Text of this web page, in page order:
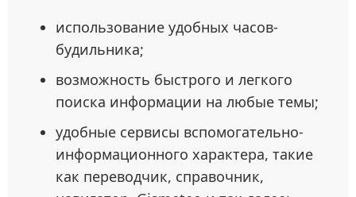
использование удобных часов-
будильника;
возможность быстрого и легкого
поиска информации на любые темы;
удобные сервисы вспомогательно-
информационного характера, такие
как переводчик, справочник,